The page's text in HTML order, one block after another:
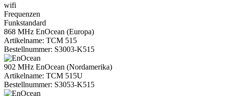
wifi
Frequenzen
Funkstandard
868 MHz EnOcean (Europa)
Artikelname: TCM 515
Bestellnummer: S3003-K515
902 MHz EnOcean (Nordamerika)
Artikelname: TCM 515U
Bestellnummer: S3053-K515